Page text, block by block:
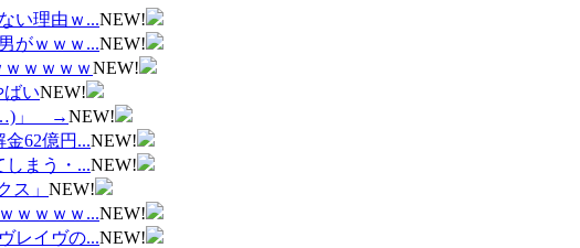
い理由ｗ...NEW!
がｗｗｗ...NEW!
ｗｗｗｗNEW!
ばいNEW!
…)」 →NEW!
62億円...NEW!
しまう・...NEW!
ス」 NEW!
ｗｗｗｗ...NEW!
レイヴの...NEW!